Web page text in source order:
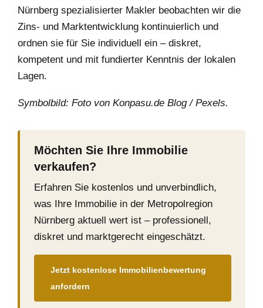
Nürnberg spezialisierter Makler beobachten wir die
Zins- und Marktentwicklung kontinuierlich und
ordnen sie für Sie individuell ein – diskret,
kompetent und mit fundierter Kenntnis der lokalen
Lagen.
Symbolbild: Foto von Konpasu.de Blog / Pexels.
Möchten Sie Ihre Immobilie
verkaufen?
Erfahren Sie kostenlos und unverbindlich,
was Ihre Immobilie in der Metropolregion
Nürnberg aktuell wert ist – professionell,
diskret und marktgerecht eingeschätzt.
Jetzt kostenlose Immobilienbewertung
anfordern